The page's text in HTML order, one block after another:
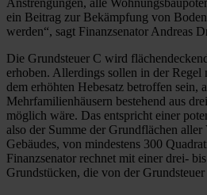
ein Beitrag zur Bekämpfung von
werden“, sagt Finanzsenator Andreas
Die Grundsteuer C wird
erhoben. ­Allerdings sollen in der Regel
dem erhöhten Hebesatz betroffen sein,
Mehrfamilienhäusern bestehend aus
möglich wäre. Das entspricht einer
also der Summe der Grundflächen aller
Gebäudes, von mindestens 300
Finanzsenator rechnet mit einer drei-
Grundstücken, die von der